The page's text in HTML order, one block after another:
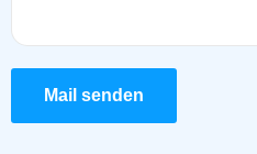
Mail senden